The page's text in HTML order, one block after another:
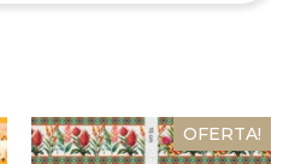
OFERTA!